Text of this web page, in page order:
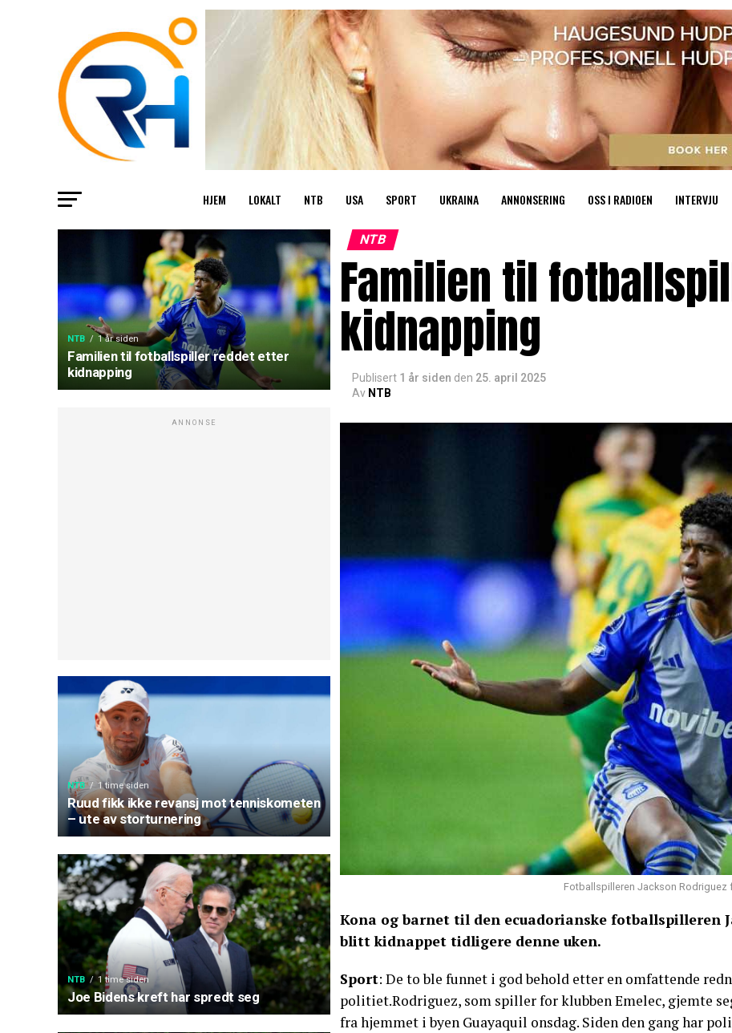
HJEM LOKALT NTB USA SPORT UKRAINA ANNONSERING OSS I RADIOEN INTERVJU
NTB 1 år siden
Familien til fotballspiller reddet etter
kidnapping
ANNONSE
NTB 1 time siden
Ruud fikk ikke revansj mot tenniskometen
– ute av storturnering
NTB 1 time siden
Joe Bidens kreft har spredt seg
NTB
Familien til
kidnapping
Publisert 1 år siden den 25. april 2025
Av NTB
Fotballspilleren Jackson Rodriguez
Kona og barnet til den ecuadorianske fotballspilleren
blitt kidnappet tidligere denne uken.
Sport: De to ble funnet i god behold etter en omfattende
politiet.Rodriguez, som spiller for klubben Emelec, gjemte
fra hjemmet i byen Guayaquil onsdag. Siden den gang har